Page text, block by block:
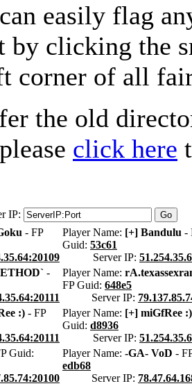
easily flag
by clicking the
corner of all
the old
click here
IP:
- FP
Player Name: [+] Bandulu -
Guid: 53c61
Server IP:
-
Player Name:
FP Guid: 648e5
Server IP:
:) - FP
Player Name: [+] miGfRee :)
Guid: d8936
Server IP:
Guid:
Player Name: -GA- VoD -
edb68
Server IP: